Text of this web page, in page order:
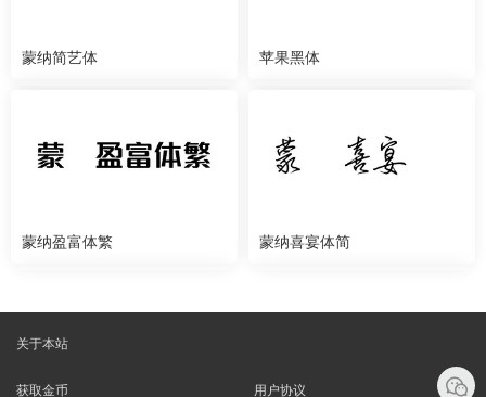
蒙纳简艺体 苹果黑体
蒙纳盈富体繁 蒙纳喜宴体简
关于本站
获取金币 用户协议